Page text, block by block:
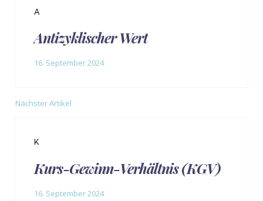
A
Antizyklischer Wert
16. September 2024
Nächster Artikel
K
Kurs-Gewinn-Verhältnis (KGV)
16. September 2024